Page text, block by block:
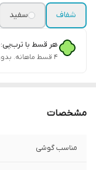
شفاف
سفید
هر قسط با ترب‌پی:
۴ قسط ماهانه. بدون سود، چک و ضامن.
مشخصات
مناسب گوشی